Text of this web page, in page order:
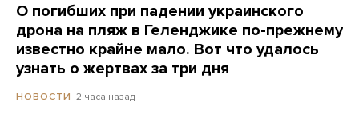
О погибших при падении украинского
дрона на пляж в Геленджике по-прежнему
известно крайне мало. Вот что удалось
узнать о жертвах за три дня
НОВОСТИ 2 часа назад